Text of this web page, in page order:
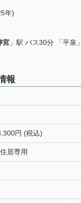
年)
宮 」駅 バス30分 「平泉
報
円 (税込)
居専用